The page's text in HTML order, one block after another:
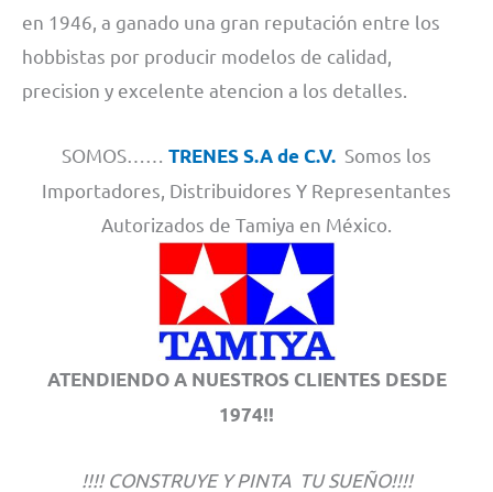
en 1946, a ganado una gran reputación entre los
hobbistas por producir modelos de calidad,
precision y excelente atencion a los detalles.
SOMOS…… TRENES S.A de C.V. Somos los
Importadores, Distribuidores Y Representantes
Autorizados de Tamiya en México.
ATENDIENDO A NUESTROS CLIENTES DESDE
1974!!
!!!! CONSTRUYE Y PINTA TU SUEÑO!!!!